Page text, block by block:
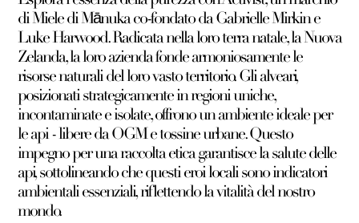
di Miele di Mānuka co-fondato da Gabrielle Mirkin e
Luke Harwood. Radicata nella loro terra natale, la Nuova
Zelanda, la loro azienda fonde armoniosamente le
risorse naturali del loro vasto territorio. Gli alveari,
posizionati strategicamente in regioni uniche,
incontaminate e isolate, offrono un ambiente ideale per
le api - libere da OGM e tossine urbane. Questo
impegno per una raccolta etica garantisce la salute delle
api, sottolineando che questi eroi locali sono indicatori
ambientali essenziali, riflettendo la vitalità del nostro
mondo.